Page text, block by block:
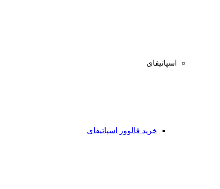
اسپاتیفای
خرید فالوور اسپاتیفای